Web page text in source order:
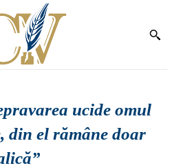
ucide omul
din el rămâne doar